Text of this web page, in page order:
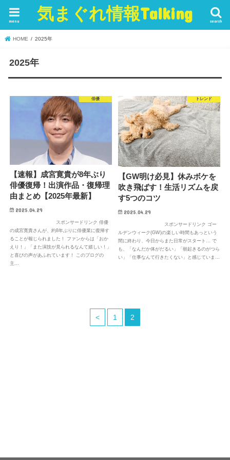
気まぐれ情報Talking search
menu
HOME 2025年
2025年
俳優
【速報】成宮寛貴が8年ぶり
俳優復帰！出演作品・復帰理
由まとめ【2025年最新】
2025.04.29
スポンサードリンク 俳優
の成宮寛貴さんが、約8年ぶりに俳優業に復帰す
ることが報じられました！ ファンからは「おか
えり！」「また演技が見られるなんて嬉しい！」
と喜びの声があふれています！ このブログの
主…
トレンド
【GW明け必見】休みボケを
吹き飛ばす！生活リズムを戻
す5つのコツ
2025.04.29
スポンサードリンク ゴー
ルデンウィーク(GW)の楽しい時間もあっという
間に終わり、今日からまた日常がスタート… で
も、「なんだか体がだるい」「朝起きるのがつら
い」「仕事なんて行きたくない」と感じていま…
< 1 2